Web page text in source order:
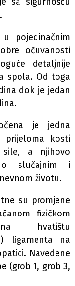
pojedinačnim
očuvanosti
detaljnije
spola. Od toga
dok je jedan
je jedna
kosti
sile, a njihovo
o slučajnim i
životu.
su promjene
fizičkom
hvatištu
ligamenta na
Navedene
(grob 1, grob 3,